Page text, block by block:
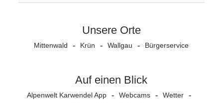
Unsere Orte
Mittenwald Krün Wallgau Bürgerservice
Auf einen Blick
Alpenwelt Karwendel App Webcams
Wetter